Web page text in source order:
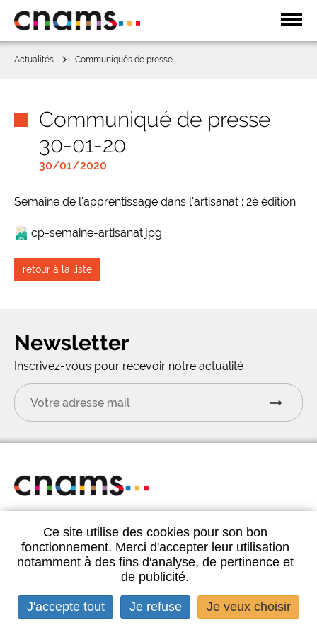
Ce site utilise des cookies pour son bon
fonctionnement. Merci d'accepter leur utilisation
notamment à des fins d'analyse, de pertinence et
de publicité.
J'accepte tout Je refuse Je veux choisir
Actualités Communiqués de presse
Communiqué de presse
30-01-20
30/01/2020
Semaine de l'apprentissage dans l'artisanat : 2è édition
cp-semaine-artisanat.jpg
retour à la liste
Newsletter
Inscrivez-vous pour recevoir notre actualité
01 44 93 20 44